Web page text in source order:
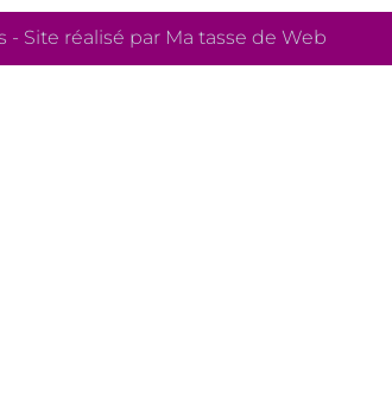
- Site réalisé par Ma tasse de Web